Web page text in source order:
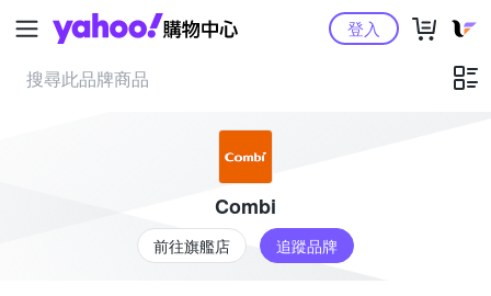
Yahoo購物中心登入
Combi
前往旗艦店 追蹤品牌